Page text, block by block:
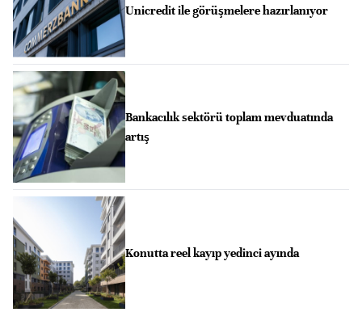
Unicredit ile görüşmelere hazırlanıyor
Bankacılık sektörü toplam mevduatında
artış
Konutta reel kayıp yedinci ayında